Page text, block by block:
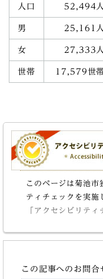
人口 52,494人
男 25,161人
女 27,333人
世帯 17,579世
このページは菊池市
ティチェックを実施
「アクセシビリテ
この記事へのお問合